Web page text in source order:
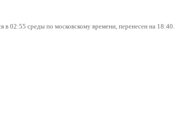
02:55 среды по московскому времени, перенесен на 18:40.